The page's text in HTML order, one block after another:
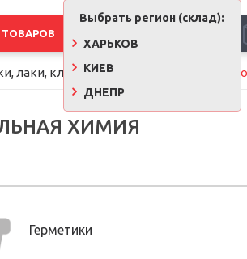
Выбрать регион (склад):
ХАРЬКОВ
КИЕВ
ДНЕПР
ТОВАРОВ
лаки, клеи, строительная химия
ХИМИЯ
Герметики